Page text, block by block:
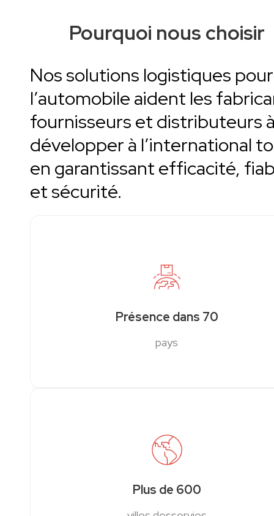
Pourquoi nous choisir
Nos solutions logistiques pour
l’automobile aident les
fournisseurs et distributeurs
développer à l’international
en garantissant efficacité,
et sécurité.
Présence dans 70
pays
Plus de 600